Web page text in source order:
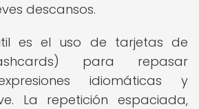
descansos.
es el uso de tarjetas de
para repasar
idiomáticas y
La repetición espaciada,